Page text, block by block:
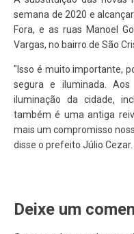
semana de 2020 e
Fora, e as ruas Manoel
Vargas, no bairro de São
"Isso é muito importante,
segura e iluminada.
iluminação da cidade,
também é uma antiga
mais um compromisso
disse o prefeito Júlio Cezar.
Deixe um